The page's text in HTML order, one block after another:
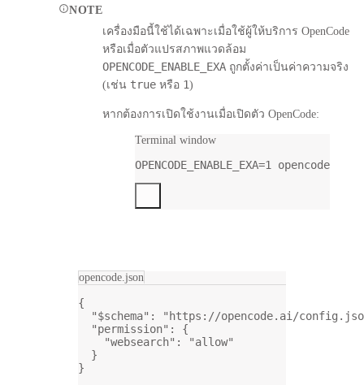
NOTE
เครื่องมือนี้ใช้ได้เฉพาะเมื่อใช้ผู้ให้บริการ OpenCode
หรือเมื่อตัวแปรสภาพแวดล้อม
OPENCODE_ENABLE_EXA ถูกตั้งค่าเป็นค่าความจริง
(เช่น true หรือ 1)
หากต้องการเปิดใช้งานเมื่อเปิดตัว OpenCode:
Terminal window
OPENCODE_ENABLE_EXA=1 opencode
opencode.json
{
"$schema" :
"https://opencode.ai/
"permission" : {
"websearch" :
"allow"
}
}